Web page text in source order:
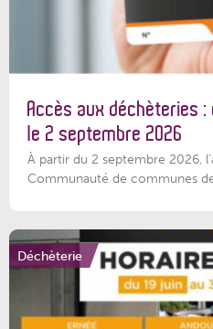
Accès aux déchèteries
le 2 septembre 2026
À partir du 2 septembre 2026,
Communauté de communes
Déchèterie